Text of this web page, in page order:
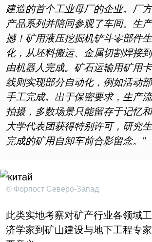
建造的首个工业母厂的企业。厂
产品系列并陪同参观了车间。生
撼！矿用液压挖掘机铲斗零部件
化，从坯料搬运、金属切割焊接
由机器人完成。矿石运输用矿用
线则实现部分自动化，例如活动
手工完成。出于保密要求，生产
拍摄，多数场景只能留存于记忆
大学代表团获得特别许可，研究
完成的矿用自卸车前合影留念。"
© Форпост Северо-Запад
此类实地考察对矿产行业各领域
济学家到矿山建设与地下工程专